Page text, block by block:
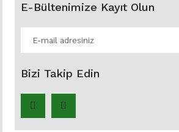
E-Bültenimize Kayıt Olun
Bizi Takip Edin